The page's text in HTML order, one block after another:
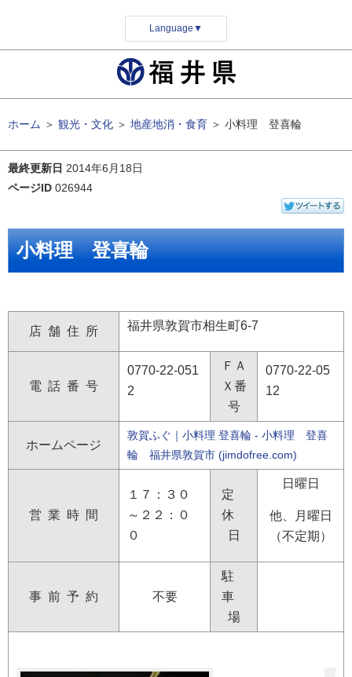
Language ▼
ホーム ＞ 観光・文化 ＞ 地産地消・食育 ＞ 小料理 登喜輪
最終更新日 2014年6月18日
ページID 026944
小料理 登喜輪
店 舗 住 所 福井県敦賀市相生町6-7
電 話 番 号
0770-22-051
2
ＦＡ
Ｘ番
号
0770-22-05
12
ホームページ
敦賀ふぐ｜小料理 登喜輪 - 小料理 登喜
輪 福井県敦賀市 (jimdofree.com)
営 業 時 間
１７：３０
～２２：０
０
定
休
日
日曜日
他、月曜日
（不定期）
事 前 予 約 不要
駐
車
場